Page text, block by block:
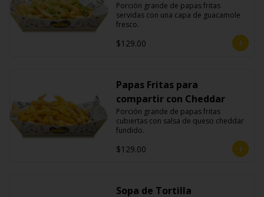
Porción grande de papas fritas
servidas con una capa de guacamole
fresco.
$129.00
Papas Fritas para
compartir con Cheddar
Porción grande de papas fritas
cubiertas con salsa de queso cheddar
fundido.
$129.00
Sopa de Tortilla